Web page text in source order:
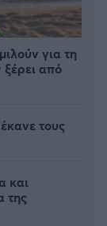
για τη
ξέρει από
τους
και
της